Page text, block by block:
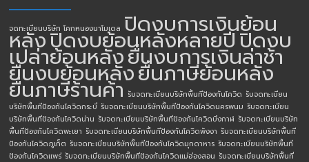
จดทะเบียนบริษัท โคกหนองนาโมเดล ปิดงบการเงินย้อน
หลังปิดงบย้อนหลังหลายปีปิดงบ
เปล่าย้อนหลังยื่นงบการเงินล่าช้า
ยื่นงบย้อนหลังยื่นภาษีย้อนหลัง
ยื่นภาษีร้านค้า รับจดทะเบียนบริษัทพื้นทีป้องกันโควิด รับจดทะเบียน
บริษัทพื้นทีป้องกันโควิดกระบี่ รับจดทะเบียนบริษัทพื้นทีป้องกันโควิดนครพนม รับจดทะเบียน
บริษัทพื้นทีป้องกันโควิดน่าน รับจดทะเบียนบริษัทพื้นทีป้องกันโควิดบึงกาฬ รับจดทะเบียนบริษัท
พื้นทีป้องกันโควิดพะเยา รับจดทะเบียนบริษัทพื้นทีป้องกันโควิดพังงา รับจดทะเบียนบริษัทพื้นที
ป้องกันโควิดภูเก็ต รับจดทะเบียนบริษัทพื้นทีป้องกันโควิดมุกดาหาร รับจดทะเบียนบริษัทพื้นที
ป้องกันโควิดแพร่ รับจดทะเบียนบริษัทพื้นทีป้องกันโควิดแม่ฮ่องสอน รับจดทะเบียนบริษัทพื้นที่